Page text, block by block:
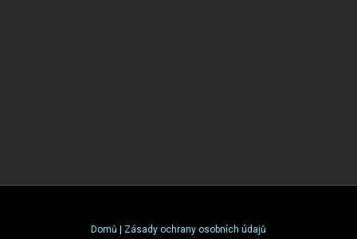
Domů Zásady ochrany osobních údajů